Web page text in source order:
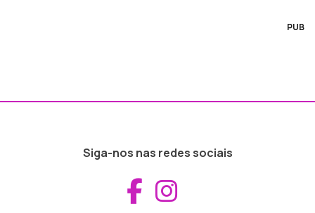
PUB
Siga-nos nas redes sociais
Aceder ao